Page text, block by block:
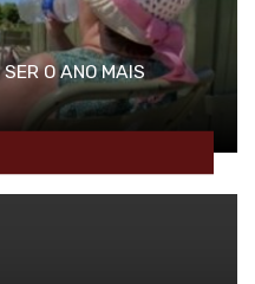
O ANO MAIS